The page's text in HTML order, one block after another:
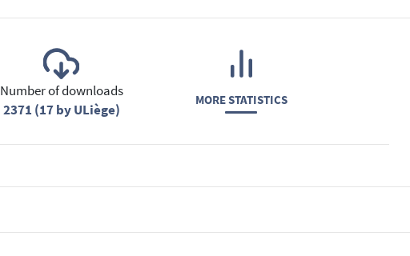
Number of downloads
2371 (17 by ULiège)
MORE STATISTICS